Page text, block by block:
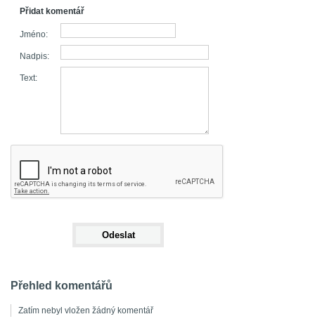
Přidat komentář
Jméno:
Nadpis:
Text:
Přehled komentářů
Zatím nebyl vložen žádný komentář